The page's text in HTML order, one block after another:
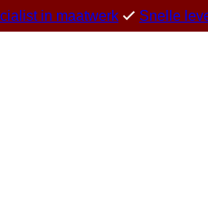
in maatwerk Snelle